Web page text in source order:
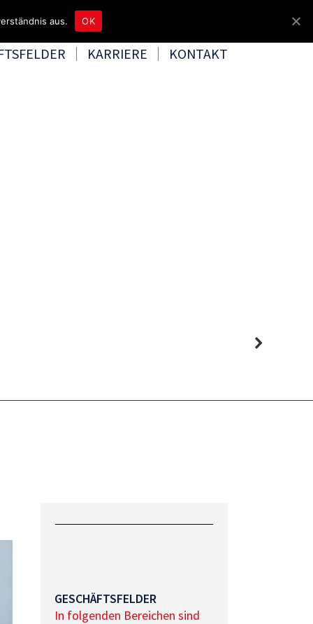
KARRIERE KONTAKT
GESCHÄFTSFELDER
In folgenden Bereichen sind
aus. OK